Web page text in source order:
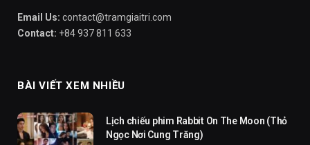
Email Us: contact@tramgiaitri.com
Contact: +84 937 811 633
BÀI VIẾT XEM NHIỀU
Lịch chiếu phim Rabbit On The Moon (Thỏ
Ngọc Nơi Cung Trăng)